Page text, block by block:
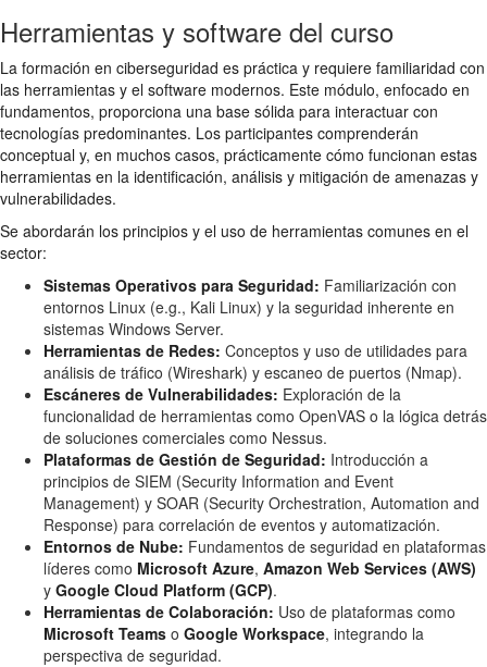
Herramientas y software del curso
La formación en ciberseguridad es práctica y requiere familiaridad con
las herramientas y el software modernos. Este módulo, enfocado en
fundamentos, proporciona una base sólida para interactuar con
tecnologías predominantes. Los participantes comprenderán
conceptual y, en muchos casos, prácticamente cómo funcionan estas
herramientas en la identificación, análisis y mitigación de amenazas y
vulnerabilidades.
Se abordarán los principios y el uso de herramientas comunes en el
sector:
Sistemas Operativos para Seguridad: Familiarización con
entornos Linux (e.g., Kali Linux) y la seguridad inherente en
sistemas Windows Server.
Herramientas de Redes: Conceptos y uso de utilidades para
análisis de tráfico (Wireshark) y escaneo de puertos (Nmap).
Escáneres de Vulnerabilidades: Exploración de la
funcionalidad de herramientas como OpenVAS o la lógica detrás
de soluciones comerciales como Nessus.
Plataformas de Gestión de Seguridad: Introducción a
principios de SIEM (Security Information and Event
Management) y SOAR (Security Orchestration, Automation and
Response) para correlación de eventos y automatización.
Entornos de Nube: Fundamentos de seguridad en plataformas
líderes como Microsoft Azure, Amazon Web Services (AWS)
y Google Cloud Platform (GCP).
Herramientas de Colaboración: Uso de plataformas como
Microsoft Teams o Google Workspace, integrando la
perspectiva de seguridad.